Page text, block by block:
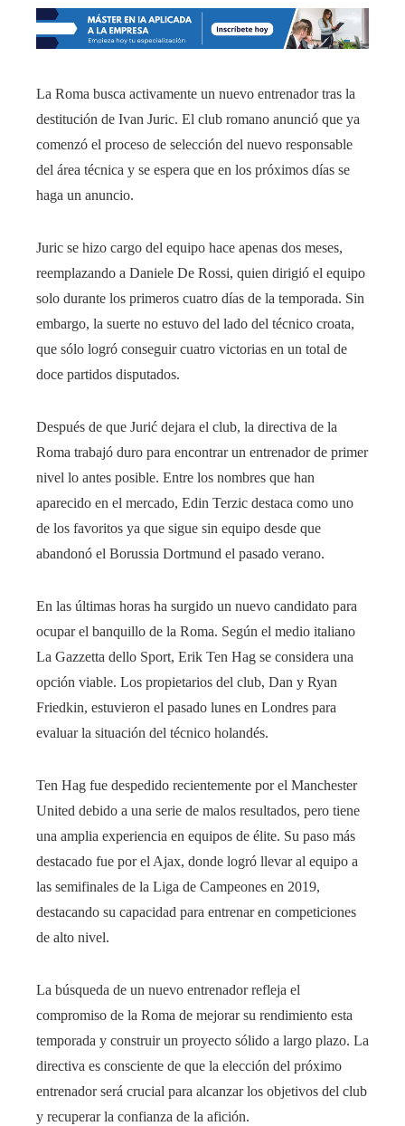
La Roma busca activamente un nuevo entrenador tras la
destitución de Ivan Juric. El club romano anunció que ya
comenzó el proceso de selección del nuevo responsable
del área técnica y se espera que en los próximos días se
haga un anuncio.
Juric se hizo cargo del equipo hace apenas dos meses,
reemplazando a Daniele De Rossi, quien dirigió el equipo
solo durante los primeros cuatro días de la temporada. Sin
embargo, la suerte no estuvo del lado del técnico croata,
que sólo logró conseguir cuatro victorias en un total de
doce partidos disputados.
Después de que Jurić dejara el club, la directiva de la
Roma trabajó duro para encontrar un entrenador de primer
nivel lo antes posible. Entre los nombres que han
aparecido en el mercado, Edin Terzic destaca como uno
de los favoritos ya que sigue sin equipo desde que
abandonó el Borussia Dortmund el pasado verano.
En las últimas horas ha surgido un nuevo candidato para
ocupar el banquillo de la Roma. Según el medio italiano
La Gazzetta dello Sport, Erik Ten Hag se considera una
opción viable. Los propietarios del club, Dan y Ryan
Friedkin, estuvieron el pasado lunes en Londres para
evaluar la situación del técnico holandés.
Ten Hag fue despedido recientemente por el Manchester
United debido a una serie de malos resultados, pero tiene
una amplia experiencia en equipos de élite. Su paso más
destacado fue por el Ajax, donde logró llevar al equipo a
las semifinales de la Liga de Campeones en 2019,
destacando su capacidad para entrenar en competiciones
de alto nivel.
La búsqueda de un nuevo entrenador refleja el
compromiso de la Roma de mejorar su rendimiento esta
temporada y construir un proyecto sólido a largo plazo. La
directiva es consciente de que la elección del próximo
entrenador será crucial para alcanzar los objetivos del club
y recuperar la confianza de la afición.